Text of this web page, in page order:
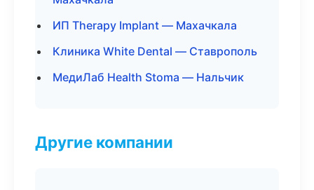
ИП Therapy Implant — Махачкала
Клиника White Dental — Ставрополь
МедиЛаб Health Stoma — Нальчик
Другие компании